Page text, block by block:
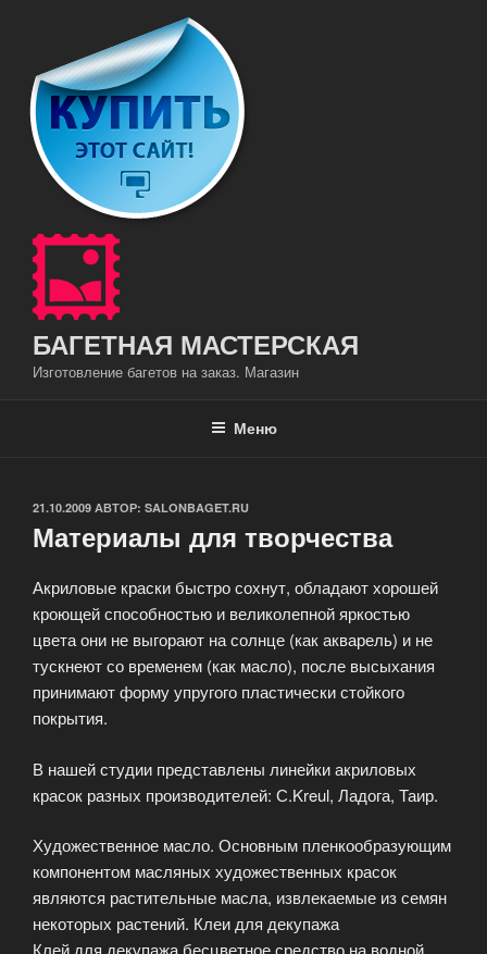
содержимому
БАГЕТНАЯ МАСТЕРСКАЯ
Изготовление багетов на заказ. Магазин
Меню
ОПУБЛИКОВАНО
21.10.2009 АВТОР: SALONBAGET.RU
Материалы для творчества
Акриловые краски быстро сохнут, обладают хорошей
кроющей способностью и великолепной яркостью
цвета они не выгорают на солнце (как акварель) и не
тускнеют со временем (как масло), после высыхания
принимают форму упругого пластически стойкого
покрытия.
В нашей студии представлены линейки акриловых
красок разных производителей: С.Kreul, Ладога, Таир.
Художественное масло. Основным пленкообразующим
компонентом масляных художественных красок
являются растительные масла, извлекаемые из семян
некоторых растений. Клеи для декупажа
Клей для декупажа бесцветное средство на водной